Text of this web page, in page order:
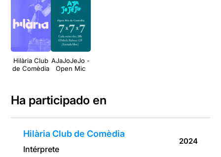
Hilària Club
de Comèdia
AJaJoJeJo -
Open Mic
Ha participado en
Hilària Club de Comèdia
Intérprete
2024